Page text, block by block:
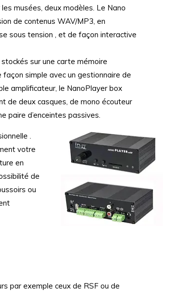
musées, deux modèles. Le Nano
de contenus WAV/MP3, en
sous tension , et de façon interactive
sur une carte mémoire
simple avec un gestionnaire de
amplificateur, le NanoPlayer box
de deux casques, de mono écouteur
paire d’enceintes passives.
.
votre
en
de
ou
par exemple ceux de RSF ou de